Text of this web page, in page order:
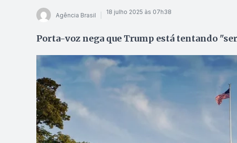
Agência Brasil 18 julho 2025 às 07h38
Porta-voz nega que Trump está tentando